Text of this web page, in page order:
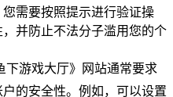
需要按照提示进行验证操
并防止不法分子滥用您的个
下游戏大厅》网站通常要求
的安全性。例如，可以设置